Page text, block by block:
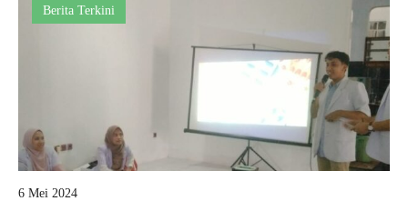
Berita Terkini
6 Mei 2024